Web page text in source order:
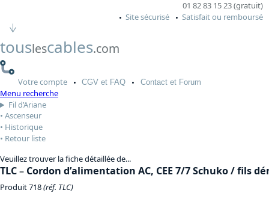
01 82 83 15 23 (gratuit)
Site sécurisé
Satisfait ou remboursé
touslescables.com
Votrecompte CGV et FAQ Contactet Forum
Menu recherche
Fil d’Ariane
Ascenseur
Historique
Retour liste
Veuillez trouver la fiche détaillée de...
TLC– Cordon d’alimentation AC, CEE 7/7 Schuko / fils
Produit 718(réf. TLC)